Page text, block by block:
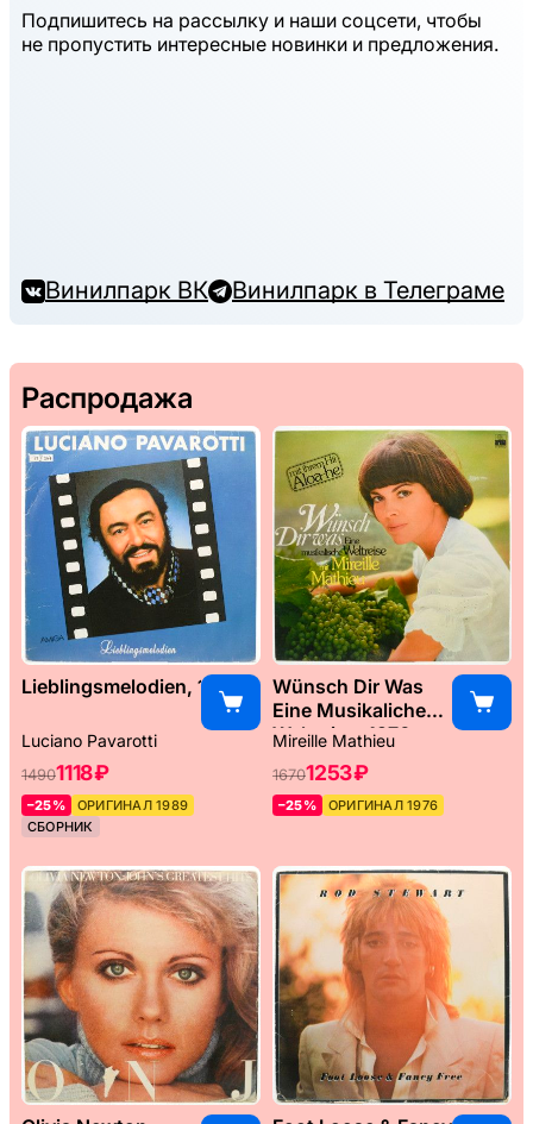
Подпишитесь на рассылку и наши соцсети, чтобы
не пропустить интересные новинки и предложения.
Винилпарк ВК Винилпарк в Телеграме
Распродажа
Lieblingsmelodien, 1989
Luciano Pavarotti
14901118 ₽
–25%
ОРИГИНАЛ 1989
СБОРНИК
Wünsch Dir Was
Eine Musikaliche
Weltreise, 1976
Mireille Mathieu
16701253 ₽
–25% ОРИГИНАЛ 1976